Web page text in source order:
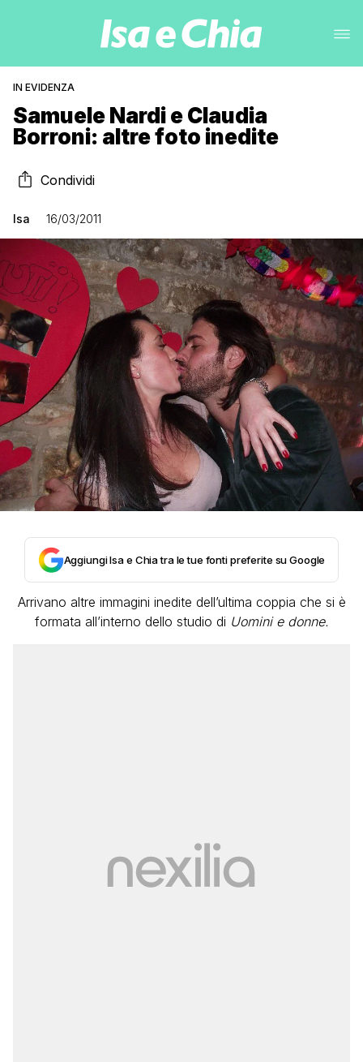
IN EVIDENZA
Samuele Nardi e Claudia
Borroni: altre foto inedite
Condividi
Isa 16/03/2011
Aggiungi Isa e Chia tra le tue fonti preferite su Google
Arrivano altre immagini inedite dell’ultima coppia che si è
formata all’interno dello studio di Uomini e donne.